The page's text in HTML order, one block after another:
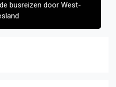
busreizen door West-